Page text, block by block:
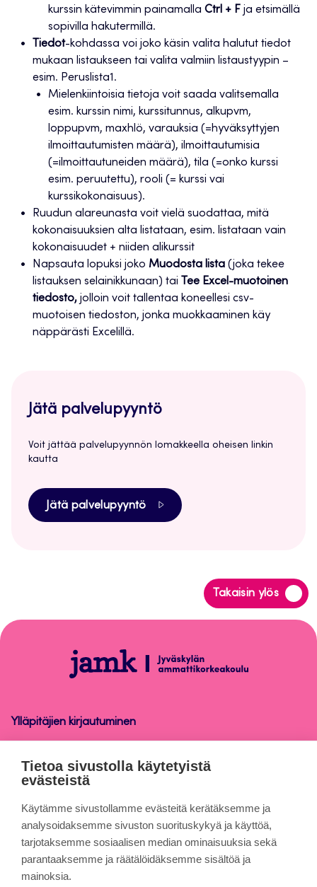
kurssin kätevimmin painamalla Ctrl + F ja etsimällä
sopivilla hakutermillä.
Tiedot-kohdassa voi joko käsin valita halutut tiedot
mukaan listaukseen tai valita valmiin listaustyypin –
esim. Peruslista1.
Mielenkiintoisia tietoja voit saada valitsemalla
esim. kurssin nimi, kurssitunnus, alkupvm,
loppupvm, maxhlö, varauksia (=hyväksyttyjen
ilmoittautumisten määrä), ilmoittautumisia
(=ilmoittautuneiden määrä), tila (=onko kurssi
esim. peruutettu), rooli (= kurssi vai
kurssikokonaisuus).
Ruudun alareunasta voit vielä suodattaa, mitä
kokonaisuuksien alta listataan, esim. listataan vain
kokonaisuudet + niiden alikurssit
Napsauta lopuksi joko Muodosta lista (joka tekee
listauksen selainikkunaan) tai Tee Excel-muotoinen
tiedosto, jolloin voit tallentaa koneellesi csv-
muotoisen tiedoston, jonka muokkaaminen käy
näppärästi Excelillä.
Jätä palvelupyyntö
Voit jättää palvelupyynnön lomakkeella oheisen linkin
kautta
Jätä palvelupyyntö
Takaisin ylös
Siirry
takaisin
Lyhytkurssi
Ylläpitäjien kirjautuminen
Lyhytkurssi
Tietoa sivuista
Evästeet
Saavutettavuusseloste
Tietoa sivustolla käytetyistä
evästeistä
Käytämme sivustollamme evästeitä kerätäksemme ja
analysoidaksemme sivuston suorituskykyä ja käyttöä,
tarjotaksemme sosiaalisen median ominaisuuksia sekä
parantaaksemme ja räätälöidäksemme sisältöä ja
mainoksia.